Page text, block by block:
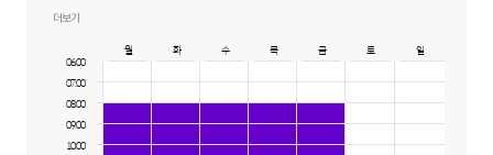
용산구 :
성동구 :
마포구 :
서초구 :
전체
강남구 :
논현동, 역삼동, 삼성동, 수서동, 신사동, 압구정동, 개포동, 일원동, 대치동,
청담동, 도곡동, 자곡동
더보기
월 화 수 목 금 토
일
06:00
07:00
08:00
09:00
10:00